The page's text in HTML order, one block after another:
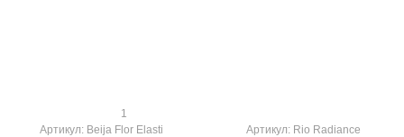
1
Артикул: Beija Flor Elasti
Артикул: Rio Radiance